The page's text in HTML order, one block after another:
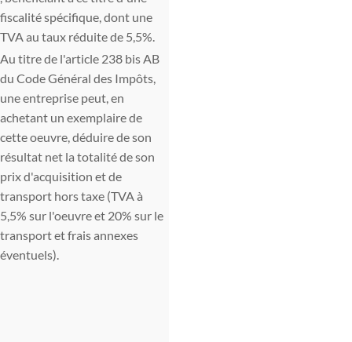
fiscalité spécifique, dont une
TVA au taux réduite de 5,5%.
Au titre de l'article 238 bis AB
du Code Général des Impôts,
une entreprise peut, en
achetant un exemplaire de
cette oeuvre, déduire de son
résultat net la totalité de son
prix d'acquisition et de
transport hors taxe (TVA à
5,5% sur l'oeuvre et 20% sur le
transport et frais annexes
éventuels).